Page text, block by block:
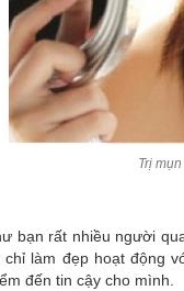
Trị
bạn rất nhiều người
làm đẹp hoạt động
đến tin cậy cho mình.